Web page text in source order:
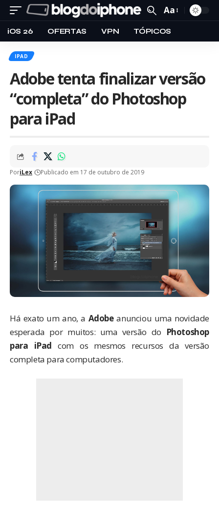
Aa
iOS 26 OFERTAS VPN TÓPICOS
IPAD
Adobe tenta finalizar versão
“completa” do Photoshop
para iPad
PoriLex Publicado em 17 de outubro de 2019
Há exato um ano, a Adobeanunciou uma novidade
esperada por muitos: uma versão do Photoshop
para iPad com os mesmos recursos da versão
completa para computadores.